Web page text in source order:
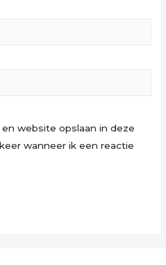
website opslaan in deze
wanneer ik een reactie